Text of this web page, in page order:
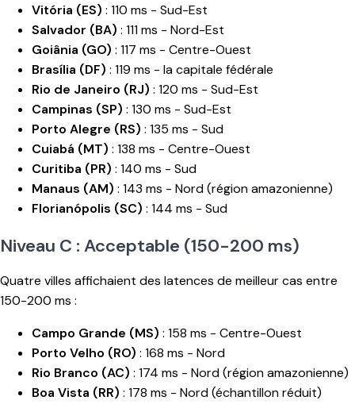
Vitória (ES) : 110 ms - Sud-Est
Salvador (BA) : 111 ms - Nord-Est
Goiânia (GO) : 117 ms - Centre-Ouest
Brasília (DF) : 119 ms - la capitale fédérale
Rio de Janeiro (RJ) : 120 ms - Sud-Est
Campinas (SP) : 130 ms - Sud-Est
Porto Alegre (RS) : 135 ms - Sud
Cuiabá (MT) : 138 ms - Centre-Ouest
Curitiba (PR) : 140 ms - Sud
Manaus (AM) : 143 ms - Nord (région amazonienne)
Florianópolis (SC) : 144 ms - Sud
Niveau C : Acceptable (150-200 ms)
Quatre villes affichaient des latences de meilleur cas entre
150-200 ms :
Campo Grande (MS) : 158 ms - Centre-Ouest
Porto Velho (RO) : 168 ms - Nord
Rio Branco (AC) : 174 ms - Nord (région amazonienne)
Boa Vista (RR) : 178 ms - Nord (échantillon réduit)